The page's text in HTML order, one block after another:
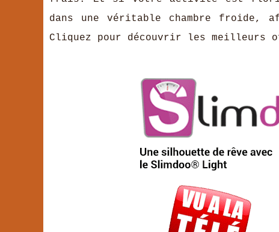
dans une véritable chambre froide,
Cliquez pour découvrir les meilleurs